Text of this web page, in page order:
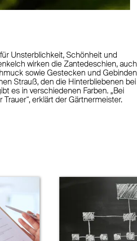
Unsterblichkeit, Schönheit und
wirken die Zantedeschien, auch
sowie Gestecken und Gebinden
Strauß, den die Hinterbliebenen bei
es in verschiedenen Farben. „Bei
erklärt der Gärtnermeister.